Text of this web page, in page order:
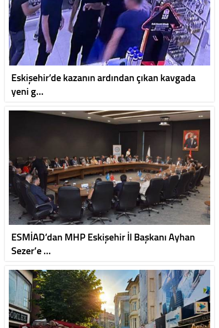
Eskişehir’de kazanın ardından çıkan kavgada
yeni g…
ESMİAD’dan MHP Eskişehir İl Başkanı Ayhan
Sezer’e …